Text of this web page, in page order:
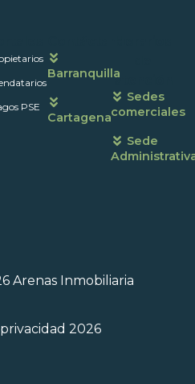
PSE
Barranquilla
Cartagena
atención
Sedes
comerciales
Sede
Arenas Inmobiliaria
2026